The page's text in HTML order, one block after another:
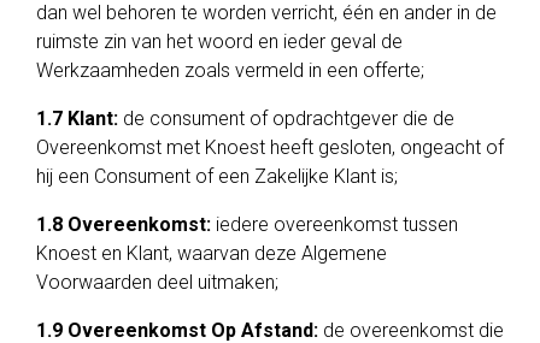
dan wel behoren te worden verricht, één en ander in de
ruimste zin van het woord en ieder geval de
Werkzaamheden zoals vermeld in een offerte;
1.7 Klant: de consument of opdrachtgever die de
Overeenkomst met Knoest heeft gesloten, ongeacht of
hij een Consument of een Zakelijke Klant is;
1.8 Overeenkomst: iedere overeenkomst tussen
Knoest en Klant, waarvan deze Algemene
Voorwaarden deel uitmaken;
1.9 Overeenkomst Op Afstand: de overeenkomst die